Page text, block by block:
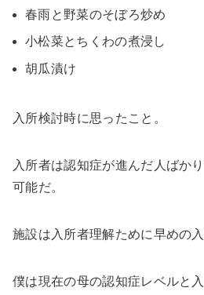
春雨と野菜のそぼろ炒め
小松菜とちくわの煮浸し
胡瓜漬け
入所検討時に思ったこと。
入所者は認知症が進んだ人ばか
可能だ。
施設は入所者理解ために早めの入
僕は現在の母の認知症レベルと